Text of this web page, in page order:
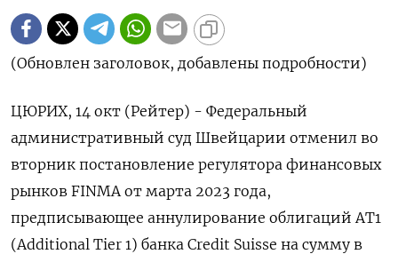
(Обновлен заголовок, добавлены подробности)
ЦЮРИХ, 14 окт (Рейтер) - Федеральный
административный суд Швейцарии отменил во
вторник постановление регулятора финансовых
рынков FINMA от марта 2023 года,
предписывающее аннулирование облигаций AT1
(Additional Tier 1) банка Credit Suisse на сумму в